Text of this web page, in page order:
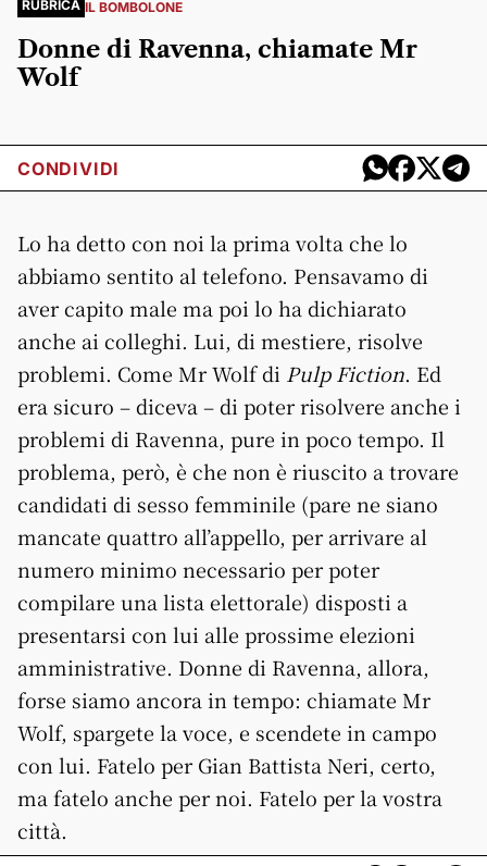
RUBRICA IL BOMBOLONE
Donne di Ravenna, chiamate Mr
Wolf
CONDIVIDI
Lo ha detto con noi la prima volta che lo
abbiamo sentito al telefono. Pensavamo di
aver capito male ma poi lo ha dichiarato
anche ai colleghi. Lui, di mestiere, risolve
problemi. Come Mr Wolf di Pulp Fiction. Ed
era sicuro – diceva – di poter risolvere anche i
problemi di Ravenna, pure in poco tempo. Il
problema, però, è che non è riuscito a trovare
candidati di sesso femminile (pare ne siano
mancate quattro all’appello, per arrivare al
numero minimo necessario per poter
compilare una lista elettorale) disposti a
presentarsi con lui alle prossime elezioni
amministrative. Donne di Ravenna, allora,
forse siamo ancora in tempo: chiamate Mr
Wolf, spargete la voce, e scendete in campo
con lui. Fatelo per Gian Battista Neri, certo,
ma fatelo anche per noi. Fatelo per la vostra
città.